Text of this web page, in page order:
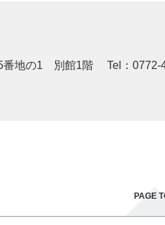
番地の1 別館1階 Tel：0772-
PAGE